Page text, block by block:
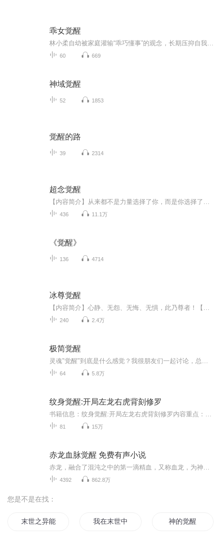
乖女觉醒
60 669
神域觉醒
52 1853
觉醒的路
39 2314
超念觉醒
436 11.1万
《觉醒》
136 4714
冰尊觉醒
240 2.4万
极简觉醒
64 5.8万
纹身觉醒:开局左龙右虎背刻修罗
81 15万
赤龙血脉觉醒 免费有声小说
4392 862.8万
您是不是在找：
末世之异能觉醒 我在末世中觉醒 神的觉醒